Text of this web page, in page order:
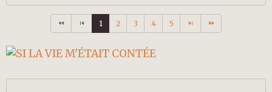
1 2 3 4 5